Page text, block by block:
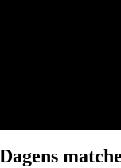
Dagens